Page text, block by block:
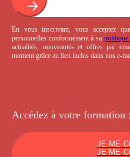
En vous inscrivant, vous acceptez
personnelles conformément à sa politique
actualités, nouveautés et offres par
moment grâce au lien inclus dans nos e-
Accédez à votre formation :
JE ME
JE ME